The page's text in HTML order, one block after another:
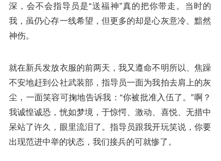
深，会不会指导员是“送福神”真的把你带走。当时的
我，虽仍心存一线希望，但更多的却是心灰意冷、黯然
神伤。
就在新兵发放衣服的前两天，我又遵命不明所以、焦躁
不安地赶到公社武装部，指导员一面为我拍去肩上的灰
尘，一面笑容可掬地告诉我：“你被批准入伍了。”啊？
我诚惶诚恐，恍如梦境，于惊愕、激动、喜悦、无措中
呆站了许久，眼里流泪了。指导员跟我开玩笑说，你要
出现范进中举的状态，我们接兵的可就惨了。